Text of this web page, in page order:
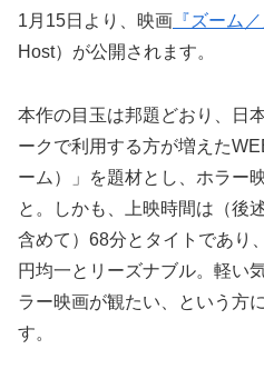
1月15日より、映画 『ズーム
Host）が公開されます。
本作の目玉は邦題どおり、日
ークで利用する方が増えた
ーム）」を題材とし、ホラー
と。しかも、上映時間は（後
含めて）68分とタイトであり
円均一とリーズナブル。軽い
ラー映画が観たい、という方
す。